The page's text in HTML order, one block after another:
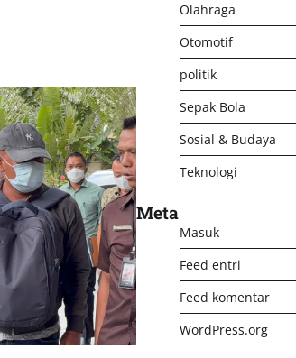
Olahraga
Otomotif
politik
Sepak Bola
Sosial & Budaya
Teknologi
Meta
Masuk
Feed entri
Feed komentar
WordPress.org